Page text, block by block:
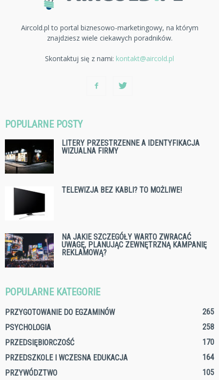
Aircold.pl to portal biznesowo-marketingowy, na którym
znajdziesz wiele ciekawych poradników.
Skontaktuj się z nami: kontakt@aircold.pl
POPULARNE POSTY
LITERY PRZESTRZENNE A IDENTYFIKACJA
WIZUALNA FIRMY
TELEWIZJA BEZ KABLI? TO MOŻLIWE!
NA JAKIE SZCZEGÓŁY WARTO ZWRACAĆ
UWAGĘ, PLANUJĄC ZEWNĘTRZNĄ KAMPANIĘ
REKLAMOWĄ?
POPULARNE KATEGORIE
PRZYGOTOWANIE DO EGZAMINÓW
265
PSYCHOLOGIA
258
PRZEDSIĘBIORCZOŚĆ
170
PRZEDSZKOLE I WCZESNA EDUKACJA
164
PRZYWÓDZTWO
105